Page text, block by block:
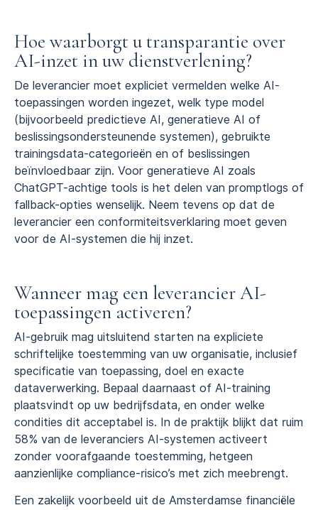
Hoe waarborgt u transparantie over
AI-inzet in uw dienstverlening?
De leverancier moet expliciet vermelden welke AI-
toepassingen worden ingezet, welk type model
(bijvoorbeeld predictieve AI, generatieve AI of
beslissingsondersteunende systemen), gebruikte
trainingsdata-categorieën en of beslissingen
beïnvloedbaar zijn. Voor generatieve AI zoals
ChatGPT-achtige tools is het delen van promptlogs of
fallback-opties wenselijk. Neem tevens op dat de
leverancier een conformiteitsverklaring moet geven
voor de AI-systemen die hij inzet.
Wanneer mag een leverancier AI-
toepassingen activeren?
AI-gebruik mag uitsluitend starten na expliciete
schriftelijke toestemming van uw organisatie, inclusief
specificatie van toepassing, doel en exacte
dataverwerking. Bepaal daarnaast of AI-training
plaatsvindt op uw bedrijfsdata, en onder welke
condities dit acceptabel is. In de praktijk blijkt dat ruim
58% van de leveranciers AI-systemen activeert
zonder voorafgaande toestemming, hetgeen
aanzienlijke compliance-risico’s met zich meebrengt.
Een zakelijk voorbeeld uit de Amsterdamse financiële